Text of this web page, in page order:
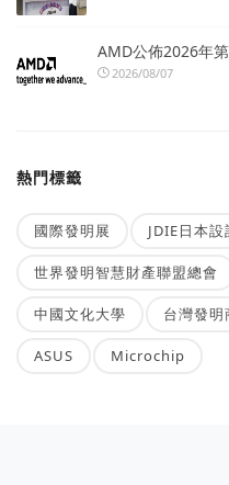
AMD公佈2026年
2026/08/07
熱門標籤
國際發明展 JDIE日本
世界發明智慧財產聯盟總會
中國文化大學 台灣發明
ASUS Microchip